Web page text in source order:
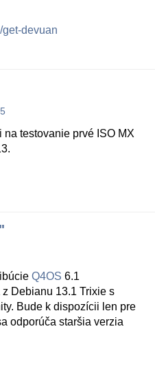
get-devuan
testovanie prvé ISO MX
Q4OS 6.1
Debianu 13.1 Trixie s
Bude k dispozícii len pre
odporúča staršia verzia